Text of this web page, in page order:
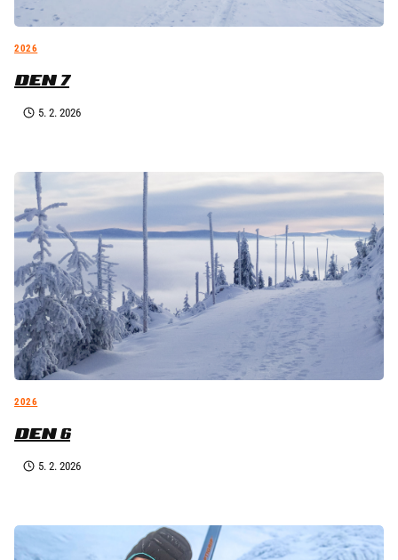
2026
DEN 7
5. 2. 2026
2026
DEN 6
5. 2. 2026